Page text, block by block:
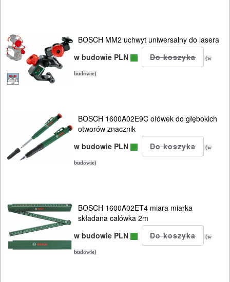
BUDOWLANE
I
ELEKTRY..
MASZYNKI
URZĄDZENIA
BUDOWLANE
BRUKARSKIE
OBRÓBKA
DREWNA
BOSCH MM2 uchwyt uniwersalny do lasera
w budowie PLN
(w
budowie)
BOSCH 1600A02E9C ołówek do głębokich
otworów znacznik
w budowie PLN
(w
budowie)
BOSCH 1600A02ET4 miara miarka
składana calówka 2m
w budowie PLN
(w
budowie)